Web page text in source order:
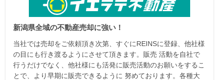
新潟県全域の不動産売却に強い！
当社では売却をご依頼頂き次第、すぐにREINSに登録、他社様
の目にも行き渡るようにさせて頂きます。販売 活動を自社で
行うだけでなく、他社様にも活発に販売活動のお願いをするこ
とで、より早期に販売できるように 努めております。各種大
家査定シミュレーター